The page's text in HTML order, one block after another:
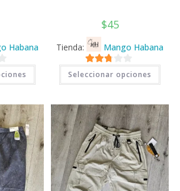
Habana
Este
producto
tiene
Las
opciones
se
pueden
elegir
en
la
página
producto
$45
Tienda: Mango Habana
2.71
de 5
Seleccionar opciones
Este
tiene
Las
se
en
la
de